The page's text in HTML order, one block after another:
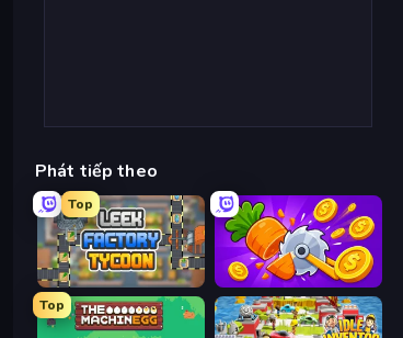
Phát tiếp theo
Top
Leek Factory Tycoon Farm Ring Idle
Top